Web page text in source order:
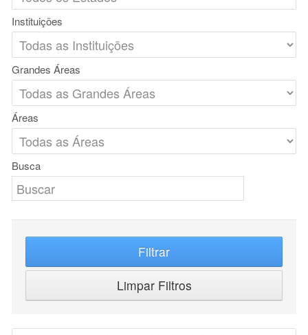
Instituições
Grandes Áreas
Áreas
Busca
Filtrar
Limpar Filtros